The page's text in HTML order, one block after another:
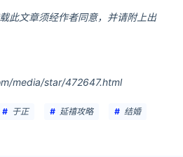
此文章须经作者同意，并请附上出
media/star/472647.html
于正 延禧攻略 结婚